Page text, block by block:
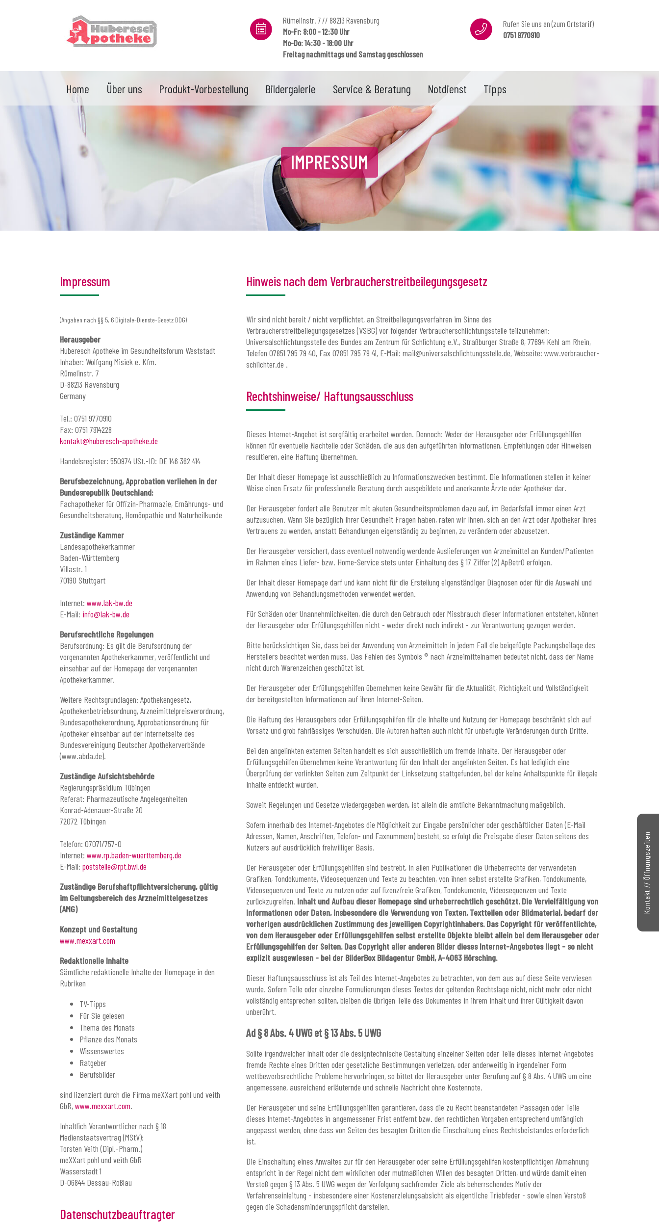
Rümelinstr. 7 // 88213 Ravensburg
Mo-Fr: 8:00 - 12:30 Uhr
Mo-Do: 14:30 - 18:00 Uhr
Freitag nachmittags und Samstag geschlossen
Rufen Sie uns an (zum Ortstarif)
0751 9770910
Home Über uns Produkt-Vorbestellung Bildergalerie Service & Beratung Notdienst Tipps
IMPRESSUM
Impressum
(Angaben nach §§ 5, 6 Digitale-Dienste-Gesetz DDG)
Herausgeber
Huberesch Apotheke im Gesundheitsforum Weststadt
Inhaber: Wolfgang Misiek e. Kfm.
Rümelinstr. 7
D-88213 Ravensburg
Germany
Tel.: 0751 9770910
Fax: 0751 7914228
kontakt@huberesch-apotheke.de
Handelsregister: 550974 USt.-ID: DE 146 362 414
Berufsbezeichnung, Approbation verliehen in der
Bundesrepublik Deutschland:
Fachapotheker für Offizin-Pharmazie, Ernährungs- und
Gesundheitsberatung, Homöopathie und Naturheilkunde
Zuständige Kammer
Landesapothekerkammer
Baden-Württemberg
Villastr. 1
70190 Stuttgart
Internet: www.lak-bw.de
E-Mail: info@lak-bw.de
Berufsrechtliche Regelungen
Berufsordnung: Es gilt die Berufsordnung der
vorgenannten Apothekerkammer, veröffentlicht und
einsehbar auf der Homepage der vorgenannten
Apothekerkammer.
Weitere Rechtsgrundlagen: Apothekengesetz,
Apothekenbetriebsordnung, Arzneimittelpreisverordnung,
Bundesapothekerordnung, Approbationsordnung für
Apotheker einsehbar auf der Internetseite des
Bundesvereinigung Deutscher Apothekerverbände
(www.abda.de).
Zuständige Aufsichtsbehörde
Regierungspräsidium Tübingen
Referat: Pharmazeutische Angelegenheiten
Konrad-Adenauer-Straße 20
72072 Tübingen
Telefon: 07071/757-0
Internet: www.rp.baden-wuerttemberg.de
E-Mail: poststelle@rpt.bwl.de
Zuständige Berufshaftpflichtversicherung, gültig
im Geltungsbereich des Arzneimittelgesetzes
(AMG)
Konzept und Gestaltung
www.mexxart.com
Redaktionelle Inhalte
Sämtliche redaktionelle Inhalte der Homepage in den
Rubriken
TV-Tipps
Für Sie gelesen
Thema des Monats
Pflanze des Monats
Wissenswertes
Ratgeber
Berufsbilder
sind lizenziert durch die Firma meXXart pohl und veith
GbR,www.mexxart.com.
Inhaltlich Verantwortlicher nach § 18
Medienstaatsvertrag (MStV):
Torsten Veith (Dipl.-Pharm.)
meXXart pohl und veith GbR
Wasserstadt 1
D-06844 Dessau-Roßlau
Datenschutzbeauftragter
Hinweis nach dem Verbraucherstreitbeilegungsgesetz
Wir sind nicht bereit / nicht verpflichtet, an Streitbeilegungsverfahren im Sinne des
Verbraucherstreitbeilegungsgesetzes (VSBG) vor folgender Verbraucherschlichtungsstelle teilzunehmen:
Universalschlichtungsstelle des Bundes am Zentrum für Schlichtung e.V., Straßburger Straße 8, 77694 Kehl am Rhein,
Telefon 07851 795 79 40, Fax 07851 795 79 41, E-Mail: mail@universalschlichtungsstelle.de, Webseite: www.verbraucher-
schlichter.de .
Rechtshinweise/ Haftungsausschluss
Dieses Internet-Angebot ist sorgfältig erarbeitet worden. Dennoch: Weder der Herausgeber oder Erfüllungsgehilfen
können für eventuelle Nachteile oder Schäden, die aus den aufgeführten Informationen, Empfehlungen oder Hinweisen
resultieren, eine Haftung übernehmen.
Der Inhalt dieser Homepage ist ausschließlich zu Informationszwecken bestimmt. Die Informationen stellen in keiner
Weise einen Ersatz für professionelle Beratung durch ausgebildete und anerkannte Ärzte oder Apotheker dar.
Der Herausgeber fordert alle Benutzer mit akuten Gesundheitsproblemen dazu auf, im Bedarfsfall immer einen Arzt
aufzusuchen. Wenn Sie bezüglich Ihrer Gesundheit Fragen haben, raten wir Ihnen, sich an den Arzt oder Apotheker Ihres
Vertrauens zu wenden, anstatt Behandlungen eigenständig zu beginnen, zu verändern oder abzusetzen.
Der Herausgeber versichert, dass eventuell notwendig werdende Auslieferungen von Arzneimittel an Kunden/Patienten
im Rahmen eines Liefer- bzw. Home-Service stets unter Einhaltung des § 17 Ziffer (2) ApBetrO erfolgen.
Der Inhalt dieser Homepage darf und kann nicht für die Erstellung eigenständiger Diagnosen oder für die Auswahl und
Anwendung von Behandlungsmethoden verwendet werden.
Für Schäden oder Unannehmlichkeiten, die durch den Gebrauch oder Missbrauch dieser Informationen entstehen, können
der Herausgeber oder Erfüllungsgehilfen nicht - weder direkt noch indirekt - zur Verantwortung gezogen werden.
Bitte berücksichtigen Sie, dass bei der Anwendung von Arzneimitteln in jedem Fall die beigefügte Packungsbeilage des
Herstellers beachtet werden muss. Das Fehlen des Symbols ® nach Arzneimittelnamen bedeutet nicht, dass der Name
nicht durch Warenzeichen geschützt ist.
Der Herausgeber oder Erfüllungsgehilfen übernehmen keine Gewähr für die Aktualität, Richtigkeit und Vollständigkeit
der bereitgestellten Informationen auf ihren Internet-Seiten.
Die Haftung des Herausgebers oder Erfüllungsgehilfen für die Inhalte und Nutzung der Homepage beschränkt sich auf
Vorsatz und grob fahrlässiges Verschulden. Die Autoren haften auch nicht für unbefugte Veränderungen durch Dritte.
Bei den angelinkten externen Seiten handelt es sich ausschließlich um fremde Inhalte. Der Herausgeber oder
Erfüllungsgehilfen übernehmen keine Verantwortung für den Inhalt der angelinkten Seiten. Es hat lediglich eine
Überprüfung der verlinkten Seiten zum Zeitpunkt der Linksetzung stattgefunden, bei der keine Anhaltspunkte für illegale
Inhalte entdeckt wurden.
Soweit Regelungen und Gesetze wiedergegeben werden, ist allein die amtliche Bekanntmachung maßgeblich.
Sofern innerhalb des Internet-Angebotes die Möglichkeit zur Eingabe persönlicher oder geschäftlicher Daten (E-Mail
Adressen, Namen, Anschriften, Telefon- und Faxnummern) besteht, so erfolgt die Preisgabe dieser Daten seitens des
Nutzers auf ausdrücklich freiwilliger Basis.
Der Herausgeber oder Erfüllungsgehilfen sind bestrebt, in allen Publikationen die Urheberrechte der verwendeten
Grafiken, Tondokumente, Videosequenzen und Texte zu beachten, von ihnen selbst erstellte Grafiken, Tondokumente,
Videosequenzen und Texte zu nutzen oder auf lizenzfreie Grafiken, Tondokumente, Videosequenzen und Texte
zurückzugreifen. Inhalt und Aufbau dieser Homepage sind urheberrechtlich geschützt. Die Vervielfältigung von
Informationen oder Daten, insbesondere die Verwendung von Texten, Textteilen oder Bildmaterial, bedarf der
vorherigen ausdrücklichen Zustimmung des jeweiligen Copyrightinhabers. Das Copyright für veröffentlichte,
von dem Herausgeber oder Erfüllungsgehilfen selbst erstellte Objekte bleibt allein bei dem Herausgeber oder
Erfüllungsgehilfen der Seiten. Das Copyright aller anderen Bilder dieses Internet-Angebotes liegt - so nicht
explizit ausgewiesen - bei der BilderBox Bildagentur GmbH, A-4063 Hörsching.
Dieser Haftungsausschluss ist als Teil des Internet-Angebotes zu betrachten, von dem aus auf diese Seite verwiesen
wurde. Sofern Teile oder einzelne Formulierungen dieses Textes der geltenden Rechtslage nicht, nicht mehr oder nicht
vollständig entsprechen sollten, bleiben die übrigen Teile des Dokumentes in ihrem Inhalt und ihrer Gültigkeit davon
unberührt.
Ad § 8 Abs. 4 UWG et § 13 Abs. 5 UWG
Sollte irgendwelcher Inhalt oder die designtechnische Gestaltung einzelner Seiten oder Teile dieses Internet-Angebotes
fremde Rechte eines Dritten oder gesetzliche Bestimmungen verletzen, oder anderweitig in irgendeiner Form
wettbewerbsrechtliche Probleme hervorbringen, so bittet der Herausgeber unter Berufung auf § 8 Abs. 4 UWG um eine
angemessene, ausreichend erläuternde und schnelle Nachricht ohne Kostennote.
Der Herausgeber und seine Erfüllungsgehilfen garantieren, dass die zu Recht beanstandeten Passagen oder Teile
dieses Internet-Angebotes in angemessener Frist entfernt bzw. den rechtlichen Vorgaben entsprechend umfänglich
angepasst werden, ohne dass von Seiten des besagten Dritten die Einschaltung eines Rechtsbeistandes erforderlich
ist.
Die Einschaltung eines Anwaltes zur für den Herausgeber oder seine Erfüllungsgehilfen kostenpflichtigen Abmahnung
entspricht in der Regel nicht dem wirklichen oder mutmaßlichen Willen des besagten Dritten, und würde damit einen
Verstoß gegen § 13 Abs. 5 UWG wegen der Verfolgung sachfremder Ziele als beherrschendes Motiv der
Verfahrenseinleitung - insbesondere einer Kostenerzielungsabsicht als eigentliche Triebfeder - sowie einen Verstoß
gegen die Schadensminderungspflicht darstellen.
Kontakt // Öffnungszeiten